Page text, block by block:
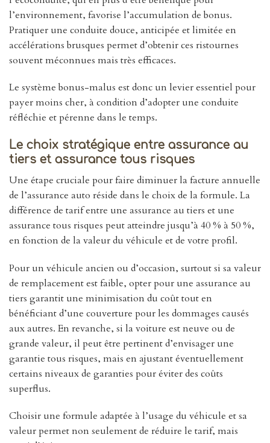
l’environnement, favorise l’accumulation de bonus.
Pratiquer une conduite douce, anticipée et limitée en
accélérations brusques permet d’obtenir ces ristournes
souvent méconnues mais très efficaces.
Le système bonus-malus est donc un levier essentiel pour
payer moins cher, à condition d’adopter une conduite
réfléchie et pérenne dans le temps.
Le choix stratégique entre assurance au
tiers et assurance tous risques
Une étape cruciale pour faire diminuer la facture annuelle
de l’assurance auto réside dans le choix de la formule. La
différence de tarif entre une assurance au tiers et une
assurance tous risques peut atteindre jusqu’à 40 % à 50 %,
en fonction de la valeur du véhicule et de votre profil.
Pour un véhicule ancien ou d’occasion, surtout si sa valeur
de remplacement est faible, opter pour une assurance au
tiers garantit une minimisation du coût tout en
bénéficiant d’une couverture pour les dommages causés
aux autres. En revanche, si la voiture est neuve ou de
grande valeur, il peut être pertinent d’envisager une
garantie tous risques, mais en ajustant éventuellement
certains niveaux de garanties pour éviter des coûts
superflus.
Choisir une formule adaptée à l’usage du véhicule et sa
valeur permet non seulement de réduire le tarif, mais